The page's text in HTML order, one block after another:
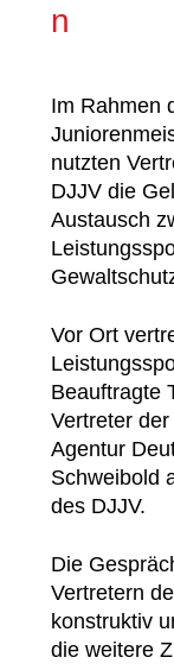
n
Im Rahmen
nutzten
DJJV die
Austausch
Vor Ort
Beauftragte
Vertreter
Agentur
Schweibold
des DJJV.
Die
Vertretern
konstruktiv
die weitere